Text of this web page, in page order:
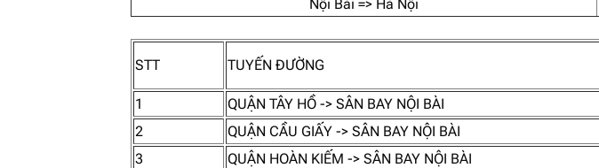
Nội Bài => Hà Nội
STT TUYẾN ĐƯỜNG
1
QUẬN TÂY HỒ -> SÂN BAY NỘI BÀI
2
QUẬN CẦU GIẤY -> SÂN BAY NỘI BÀI
3
QUẬN HOÀN KIẾM -> SÂN BAY NỘI BÀI